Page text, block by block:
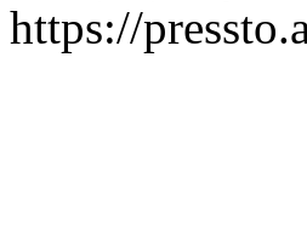
https://